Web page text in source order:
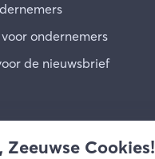
ondernemers
de nieuwsbrief
Zeeuwse Cookies!